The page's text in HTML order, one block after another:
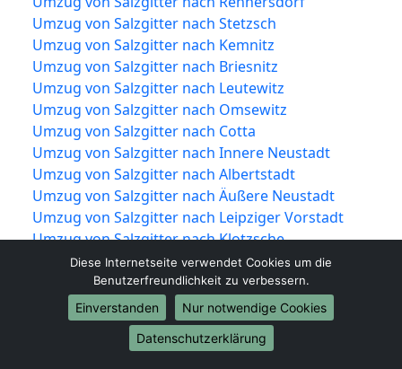
Umzug von Salzgitter nach Stetzsch
Umzug von Salzgitter nach Kemnitz
Umzug von Salzgitter nach Briesnitz
Umzug von Salzgitter nach Leutewitz
Umzug von Salzgitter nach Omsewitz
Umzug von Salzgitter nach Cotta
Umzug von Salzgitter nach Innere Neustadt
Umzug von Salzgitter nach Albertstadt
Umzug von Salzgitter nach Äußere Neustadt
Umzug von Salzgitter nach Leipziger Vorstadt
Umzug von Salzgitter nach Klotzsche
Umzug von Salzgitter nach Hellerau
Umzug von Salzgitter nach Rähnitz
Umzug von Salzgitter nach Wilschdorf
Umzug von Salzgitter nach Weixdorf
Umzug von Salzgitter nach Lausa
Diese Internetseite verwendet Cookies um die
Benutzerfreundlichkeit zu verbessern.
Einverstanden
Nur notwendige Cookies
Datenschutzerklärung